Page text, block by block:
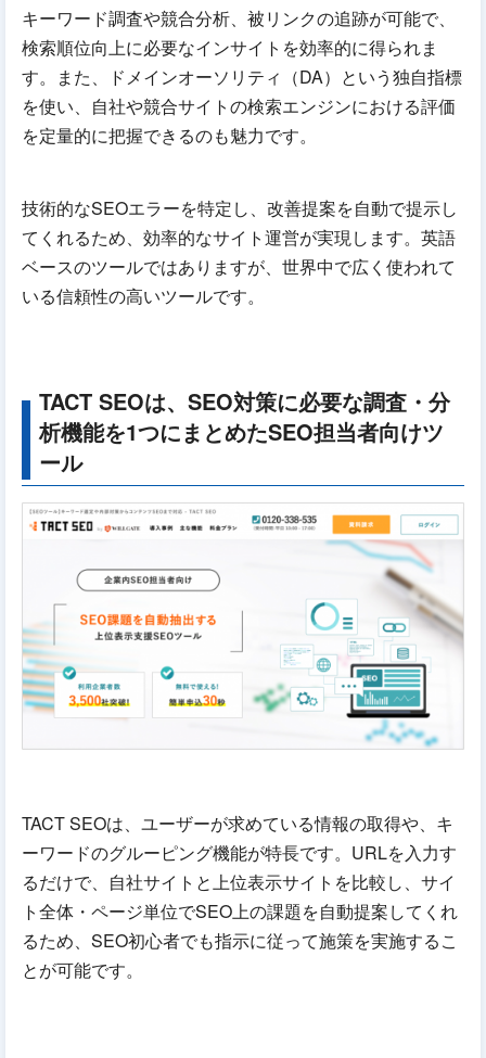
キーワード調査や競合分析、被リンクの追跡が可能で、
検索順位向上に必要なインサイトを効率的に得られま
す。また、ドメインオーソリティ（DA）という独自指標
を使い、自社や競合サイトの検索エンジンにおける評価
を定量的に把握できるのも魅力です。
技術的なSEOエラーを特定し、改善提案を自動で提示し
てくれるため、効率的なサイト運営が実現します。英語
ベースのツールではありますが、世界中で広く使われて
いる信頼性の高いツールです。
TACT SEOは、SEO対策に必要な調査・分
析機能を1つにまとめたSEO担当者向けツ
ール
TACT SEOは、ユーザーが求めている情報の取得や、キ
ーワードのグルーピング機能が特長です。URLを入力す
るだけで、自社サイトと上位表示サイトを比較し、サイ
ト全体・ページ単位でSEO上の課題を自動提案してくれ
るため、SEO初心者でも指示に従って施策を実施するこ
とが可能です。